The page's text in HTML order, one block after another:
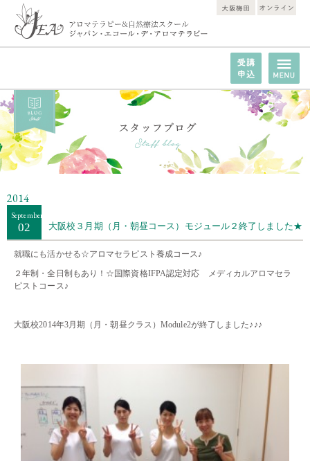
2014
September
02 大阪校３月期（月・朝昼コース）モジュール２終了しました★
就職にも活かせる☆アロマセラピスト養成コース ♪
２年制・全日制もあり！☆国際資格IFPA認定対応 メディカルアロマセラ
ピストコース ♪
大阪校2014年3月期（月・朝昼クラス）Module2が終了しました♪♪♪